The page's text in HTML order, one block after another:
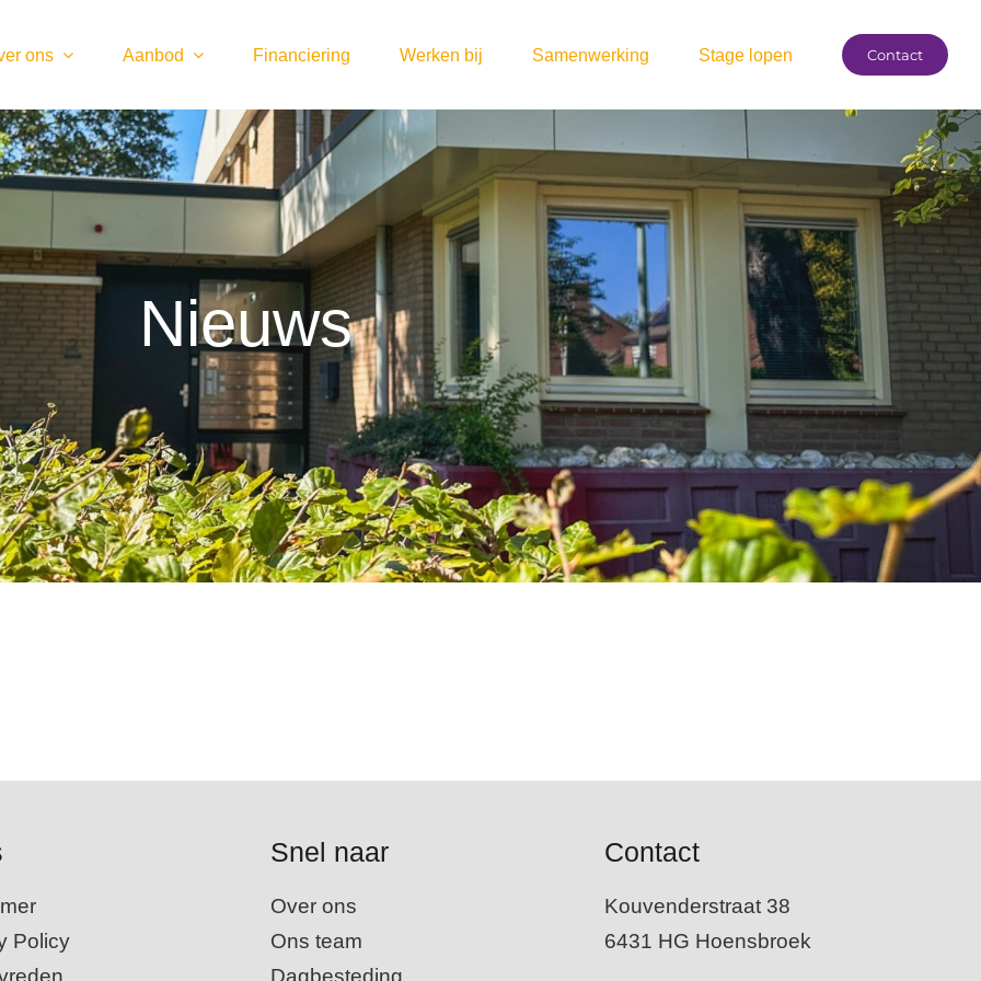
ons Aanbod Financiering Werken bij Samenwerking Stage lopen Contact
Nieuws
Policy
Snel naar
Over ons
Ons team
Dagbesteding
Contact
Kouvenderstraat 38
6431 HG Hoensbroek